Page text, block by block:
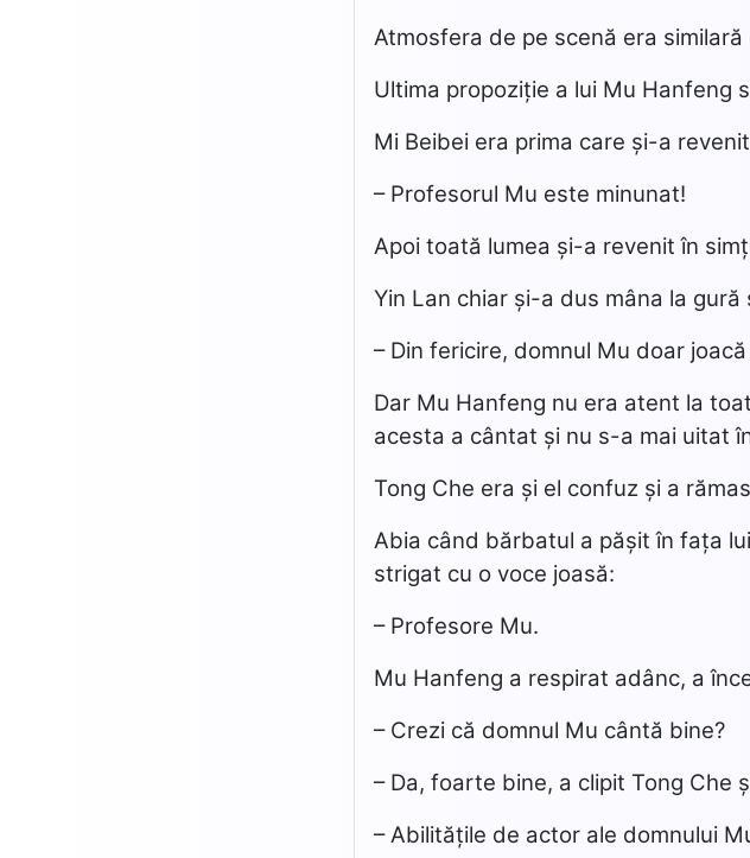
Atmosfera de pe scenă era
Ultima propoziție a lui Mu Hanfeng
Mi Beibei era prima care și-a
– Profesorul Mu este minunat!
Apoi toată lumea și-a revenit în
Yin Lan chiar și-a dus mâna la
– Din fericire, domnul Mu doar
Dar Mu Hanfeng nu era atent la
acesta a cântat și nu s-a mai uitat
Tong Che era și el confuz și a
Abia când bărbatul a pășit în fața
strigat cu o voce joasă:
– Profesore Mu.
Mu Hanfeng a respirat adânc, a
– Crezi că domnul Mu cântă bine?
– Da, foarte bine, a clipit Tong Che
– Abilitățile de actor ale domnului